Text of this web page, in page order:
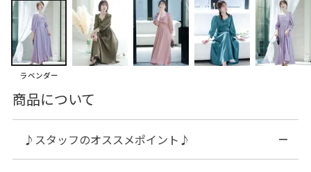
ラベンダー
商品について
♪スタッフのオススメポイント♪